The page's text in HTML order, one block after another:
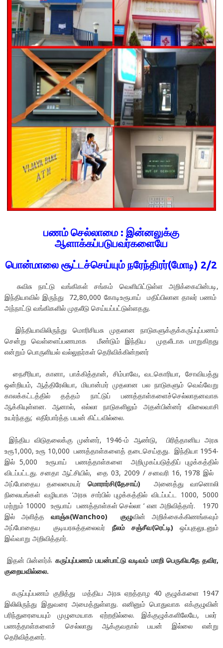
பணம் செல்லாமை : இன்னலுக்கு
ஆளாக்கப்படுபவர்களையே
பொன்மாலை சூட்டச்செய்யும் நரேந்திரர்(மோடி) 2/2
சுவிசு நாட்டு வங்கிகள் சங்கம் வெளியிட்டுள்ள அறிக்கையின்படி,
இந்தியாவில் இருந்து 72,80,000 கோடிஉரூபாய் மதிப்பிலான தாலர் பணம்
அந்நாட்டு வங்கிகளில் முதலீடு செய்யப்பட்டுள்ளதது.
இந்தியாவிலிருந்து மொரிசியசு முதலான நாடுகளுக்குக்கருப்புப்பணம்
சென்று வெள்ளைப்பணமாக மீண்டும் இந்திய முதலீடாக மாறுகிறது
என்றும் பொருளியல் வல்லுநர்கள் தெரிவிக்கின்றனர்
நைசீரியா, கானா, பாக்கித்தான், சிம்பாவே, வடகொரியா, சோவியத்து
ஒன்றியம், ஆத்திரேலியா, மியான்மர் முதலான பல நாடுகளும் வெவ்வேறு
காலக்கட்டத்தில் தத்தம் நாட்டுப் பணத்தாள்களைச்செல்லாதனவாக
ஆக்கியுள்ளன. ஆனால், எல்லா நாடுகளிலும் அதன்பின்னர் விலைவாசி
உயர்ந்தது; எதிர்பார்த்த பயன் கிட்டவில்லை.
இந்திய விடுதலைக்கு முன்னர், 1946-ம் ஆண்டு, பிரித்தானிய அரசு
உரூ1,000, உரூ 10,000 பணத்தாள்களைத் தடைசெய்தது. இந்தியா 1954-
இல் 5,000 உரூபாய் பணத்தாள்களை அறிமுகப்படுத்திப் புழக்கத்தில்
விடப்பட்டது. சனதா ஆட்சியில், தை 03, 2009 / சனவரி 16, 1978 இல்
அப்போதைய தலைமையர் மொரார்சி(தேசாய்) அனைத்து வானொலி
நிலையங்கள் வழியாக ‘அரசு சார்பில் புழக்கத்தில் விடப்பட்ட 1000, 5000
மற்றும் 10000 உரூபாய் பணத்தாள்கள் செல்லா ‘ என அறிவித்தார். 1970
இல் அளித்த வாஞ்சு(Wanchoo) குழுவின் அறிக்கைக்கிணங்கவும்
அப்போதைய குடியரசுத்தலைவர் நீலம் சஞ்சீவ(ரெட்டி) ஒப்புதலுடனும்
இவ்வாறு அறிவித்தார்.
இதன் பின்னர்க் கருப்புப்பணம் பயன்பாட்டு வடிவம் மாறி பெருகியதே தவிர,
குறையவில்லை.
கருப்புப்பணம் குறித்து மத்திய அரசு ஏறத்தாழ 40 குழுக்களை 1947
இலிலிருந்து இதுவரை அமைத்துள்ளது. எனினும் பொதுவாக எக்குழுவின்
பரிந்துரையையும் முழுமையாக ஏற்றதில்லை. இக்குழுக்களிலேயே, பலர்
பணத்தாள்களைச் செல்லாது ஆக்குவதால் பயன் இல்லை என்று
தெரிவித்தனர்.